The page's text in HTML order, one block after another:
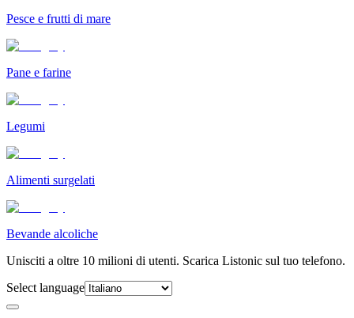
Pesce e frutti di mare
Pane e farine
Legumi
Alimenti surgelati
Bevande alcoliche
Unisciti a oltre 10 milioni di utenti. Scarica Listonic sul tuo telefono.
Select language